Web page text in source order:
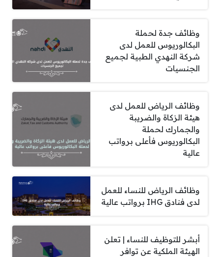
وظائف جدة لحملة
البكالوريوس للعمل لدى
شركة النهدي الطبية لجميع
الجنسيات
وظائف الرياض للعمل لدى
هيئة الزكاة والضريبة
والجمارك لحملة
البكالوريوس فأعلى برواتب
عالية
وظائف الرياض للنساء للعمل
لدى فنادق IHG برواتب عالية
أبشر للتوظيف للنساء | تعلن
الهيئة الملكية عن توافر